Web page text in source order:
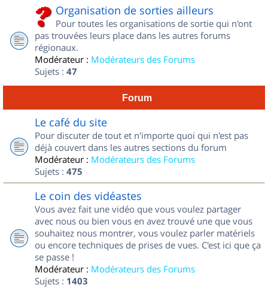
Organisation de sorties ailleurs
Pour toutes les organisations de sortie qui n'ont
pas trouvées leurs place dans les autres forums
régionaux.
Modérateur : Modérateurs des Forums
Sujets : 47
Forum
Le café du site
Pour discuter de tout et n'importe quoi qui n'est pas
déjà couvert dans les autres sections du forum
Modérateur : Modérateurs des Forums
Sujets : 475
Le coin des vidéastes
Vous avez fait une vidéo que vous voulez partager
avec nous ou bien vous en avez trouvé une que vous
souhaitez nous montrer, vous voulez parler matériels
ou encore techniques de prises de vues. C'est ici que ça
se passe !
Modérateur : Modérateurs des Forums
Sujets : 1403